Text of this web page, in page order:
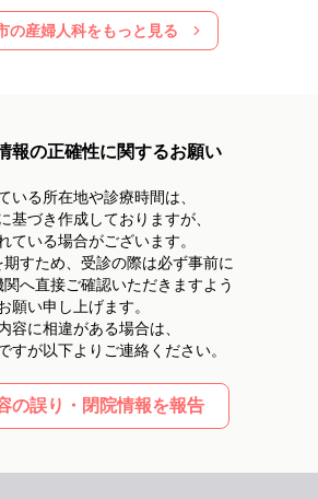
の産婦人科をもっと見る
報の正確性に関するお願い
いる所在地や診療時間は、
基づき作成しておりますが、
ている場合がございます。
すため、受診の際は必ず事前に
へ直接ご確認いただきますよう
願い申し上げます。
容に相違がある場合は、
すが以下よりご連絡ください。
の誤り・閉院情報を報告